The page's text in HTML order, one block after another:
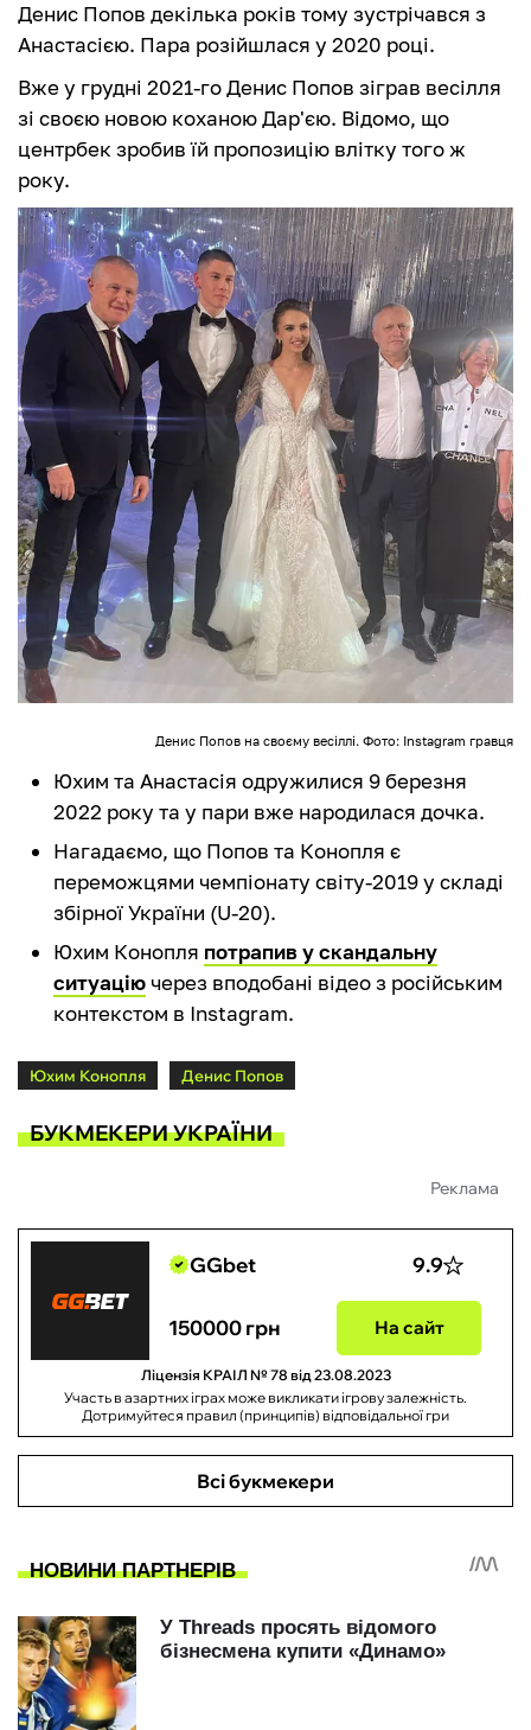
Денис Попов декілька років тому зустрічався з
Анастасією. Пара розійшлася у 2020 році.
Вже у грудні 2021-го Денис Попов зіграв весілля
зі своєю новою коханою Дар'єю. Відомо, що
центрбек зробив їй пропозицію влітку того ж
року.
Денис Попов на своєму весіллі. Фото: Instagram гравця
Юхим та Анастасія одружилися 9 березня
2022 року та у пари вже народилася дочка.
Нагадаємо, що Попов та Конопля є
переможцями чемпіонату світу-2019 у складі
збірної України (U-20).
Юхим Конопля потрапив у скандальну
ситуацію через вподобані відео з російським
контекстом в Instagram.
Юхим Конопля Денис Попов
БУКМЕКЕРИ УКРАЇНИ
Реклама
GGbet 9.9
150000 грн На сайт
Ліцензія КРАІЛ № 78 від 23.08.2023
Участь в азартних іграх може викликати ігрову залежність.
Дотримуйтеся правил (принципів) відповідальної гри
Всі букмекери